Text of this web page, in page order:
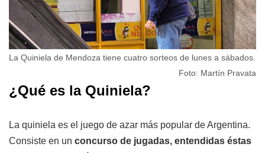
La Quiniela de Mendoza tiene cuatro sorteos de lunes a sábados.
Foto: Martín Pravata
¿Qué es la Quiniela?
La quiniela es el juego de azar más popular de Argentina.
Consiste en un concurso de jugadas, entendidas éstas